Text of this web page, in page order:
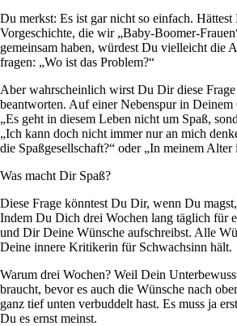
Du merkst: Es ist gar nicht so einfach.
Vorgeschichte, die wir „Baby-Boomer-
gemeinsam haben, würdest Du vielleicht die
fragen: „Wo ist das Problem?“
Aber wahrscheinlich wirst Du Dir diese
beantworten. Auf einer Nebenspur in
„Es geht in diesem Leben nicht um Spaß,
„Ich kann doch nicht immer nur an mich
die Spaßgesellschaft?“ oder „In meinem
Was macht Dir Spaß?
Diese Frage könntest Du Dir, wenn Du
Indem Du Dich drei Wochen lang täglich für
und Dir Deine Wünsche aufschreibst. Alle
Deine innere Kritikerin für Schwachsinn hält.
Warum drei Wochen? Weil Dein
braucht, bevor es auch die Wünsche nach
ganz tief unten verbuddelt hast. Es muss ja
Du es ernst meinst.